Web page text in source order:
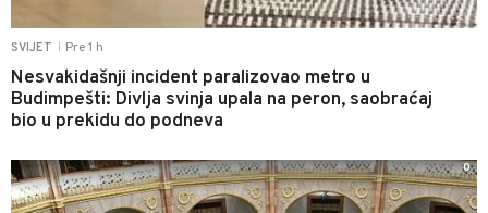
SVIJET Pre 1 h
Nesvakidašnji incident paralizovao metro u
Budimpešti: Divlja svinja upala na peron, saobraćaj
bio u prekidu do podneva
0